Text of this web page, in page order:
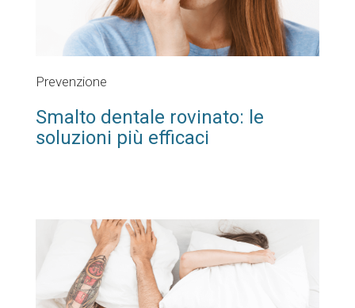
Prevenzione
Smalto dentale rovinato: le
soluzioni più efficaci